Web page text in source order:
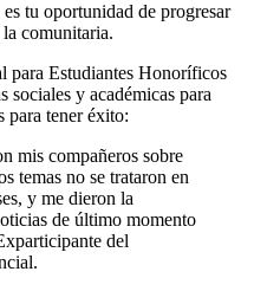
tu oportunidad de progresar
comunitaria.
para Estudiantes Honoríficos
sociales y académicas para
para tener éxito:
mis compañeros sobre
temas no se trataron en
y me dieron la
de último momento
del